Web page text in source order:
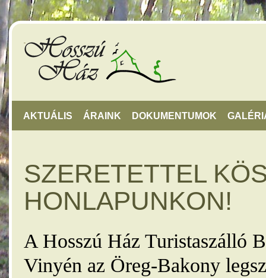
AKTUÁLIS ÁRAINK DOKUMENTUMOK
SZERETETTEL
HONLAPUNKON!
A Hosszú Ház Turistaszálló
Vinyén az Öreg-Bakony